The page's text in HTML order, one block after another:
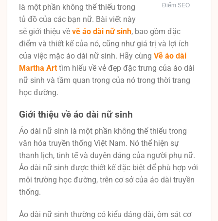
Điểm SEO
là một phần không thể thiếu trong
tủ đồ của các bạn nữ. Bài viết này
sẽ giới thiệu về vẽ áo dài nữ sinh, bao gồm đặc
điểm và thiết kế của nó, cũng như giá trị và lợi ích
của việc mặc áo dài nữ sinh. Hãy cùng Vẽ áo dài
Martha Art tìm hiểu về vẻ đẹp đặc trưng của áo dài
nữ sinh và tầm quan trọng của nó trong thời trang
học đường.
Giới thiệu về áo dài nữ sinh
Áo dài nữ sinh là một phần không thể thiếu trong
văn hóa truyền thống Việt Nam. Nó thể hiện sự
thanh lịch, tinh tế và duyên dáng của người phụ nữ.
Áo dài nữ sinh được thiết kế đặc biệt để phù hợp với
môi trường học đường, trên cơ sở của áo dài truyền
thống.
Áo dài nữ sinh thường có kiểu dáng dài, ôm sát cơ